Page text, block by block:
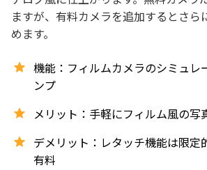
ますが、有料カメラを追加するとさら
めます。
機能：フィルムカメラのシミュレ
ンプ
メリット：手軽にフィルム風の写
デメリット：レタッチ機能は限定
有料